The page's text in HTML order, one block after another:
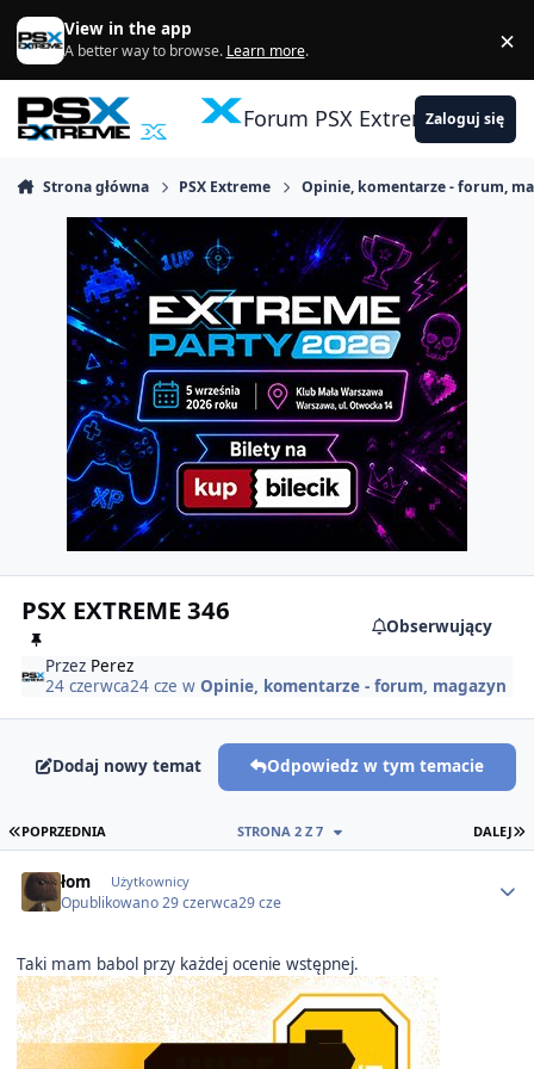
Skocz do zawartości
View in the app
A better way to browse. Learn more. ×
Forum PSX ExtremeZaloguj się
Strona główna PSX Extreme Opinie, komentarze - forum,
PSX EXTREME 346
Obserwujący
Przez Perez
24 czerwca24 cze w Opinie, komentarze - forum, magazyn
Dodaj nowy temat Odpowiedz w tym temacie
PIERWSZA STRONA
POPRZEDNIA DALEJ
STRONA 2 Z 7
łom Użytkownicy
Opublikowano29 czerwca29 cze
Taki mam babol przy każdej ocenie wstępnej.